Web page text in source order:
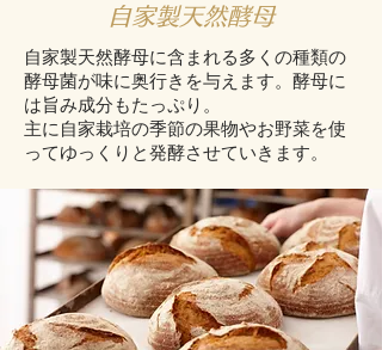
自家製天然酵母
自家製天然酵母に含まれる多くの種類の
酵母菌が味に奥行きを与えます。酵母に
は旨み成分もたっぷり。
​主に自家栽培の季節の果物やお野菜を使
ってゆっくりと発酵させていきます。